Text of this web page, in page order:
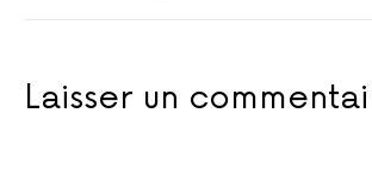
Laisser un